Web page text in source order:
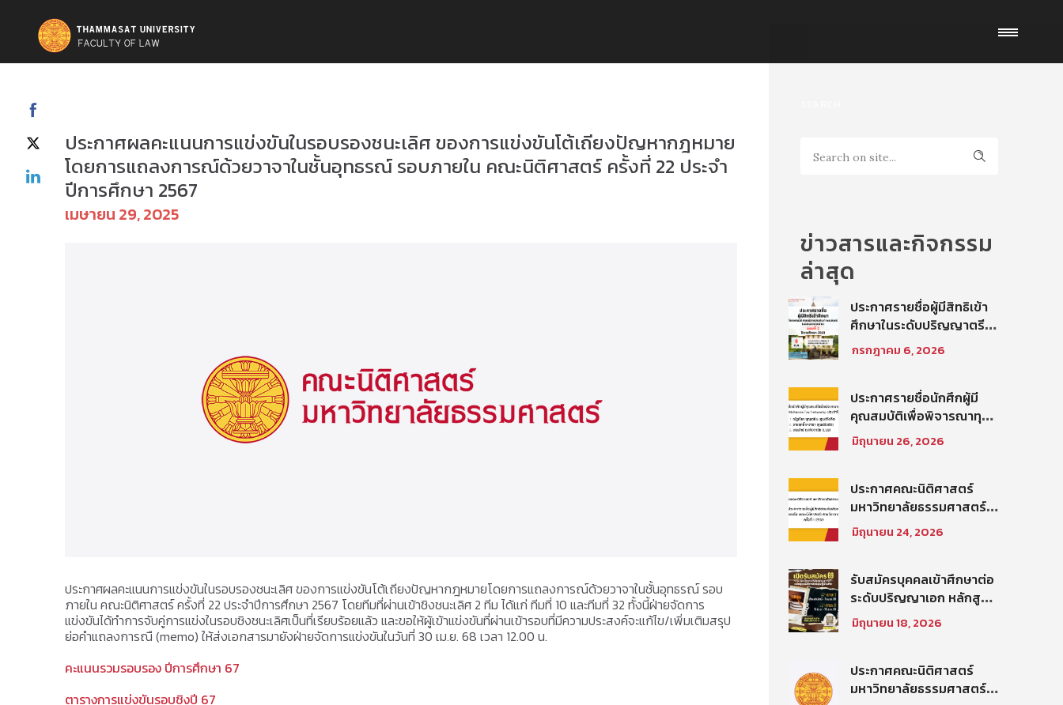
ประกาศผลคะแนนการแข่งขันในรอบรองชนะเลิศ ของการแข่งขันโต้เถียงปัญหากฎหมาย
โดยการแถลงการณ์ด้วยวาจาในชั้นอุทธรณ์ รอบภายใน คณะนิติศาสตร์ ครั้งที่ 22 ประจำ
ปีการศึกษา 2567
เมษายน 29, 2025
ประกาศผลคะแนนการแข่งขันในรอบรองชนะเลิศ ของการแข่งขันโต้เถียงปัญหากฎหมายโดยการแถลงการณ์ด้วยวาจาในชั้นอุทธรณ์ รอบ
ภายใน คณะนิติศาสตร์ ครั้งที่ 22 ประจำปีการศึกษา 2567 โดยทีมที่ผ่านเข้าชิงชนะเลิศ 2 ทีม ได้แก่ ทีมที่ 10 และทีมที่ 32 ทั้งนี้ฝ่ายจัดการ
แข่งขันได้ทำการจับคู่การแข่งในรอบชิงชนะเลิศเป็นที่เรียบร้อยแล้ว และขอให้ผู้เข้าแข่งขันที่ผ่านเข้ารอบที่มีความประสงค์จะแก้ไข/เพิ่มเติมสรุป
ย่อคำแถลงการณื (memo) ให้ส่งเอกสารมายังฝ่ายจัดการแข่งขันในวันที่ 30 เม.ย. 68 เวลา 12.00 น.
คะแนนรวมรอบรอง ปีการศึกษา 67
ตารางการแข่งขันรอบชิงปี 67
ข่าวสารและกิจกรรม
ล่าสุด
ประกาศรายชื่อผู้มีสิทธิเข้า
ศึกษาในระดับปริญญาตรี
โครงการนิติศาสตร์ภาค
บัณฑิต ท่าพระจันทร์ คณะ
ธรรมศาสตร์ ปีการศึกษา
2569 รอบที่ 2
กรกฎาคม 6, 2026
ประกาศรายชื่อนักศึกผู้มี
คุณสมบัติเพื่อพิจารณาทุน
โครงการ Thammasat–
Baker McKenzie Tax
ศึกษา 2569
มิถุนายน 26, 2026
ประกาศคณะนิติศาสตร์
มหาวิทยาลัยธรรมศาสตร์
เรื่อง ประกาศรายชื่อผู้มี
สิทธิสอบคัดเลือกให้เป็น
นิติศาสตร์) สายวิชาการ
ประเภทนักวิจัย ครั้งที่
1/2569
มิถุนายน 24, 2026
รับสมัครบุคคลเข้าศึกษาต่อ
ระดับปริญญาเอก หลักสูตร
นิติศาสตรดุษฎีบัณฑิต คณะ
นิติศาสตร์ มหาวิทยาลัย
การศึกษา ที่ 2 ปีการศึกษา
2569
มิถุนายน 18, 2026
ประกาศคณะนิติศาสตร์
มหาวิทยาลัยธรรมศาสตร์